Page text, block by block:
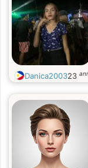
Danica200323